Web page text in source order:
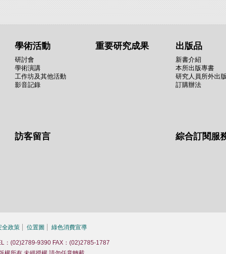
學術活動
研討會
學術演講
工作坊及其他活動
影音記錄
重要研究成果 出版品
新書介紹
本所出版專書
研究人員所外出
訂購辦法
訪客留言 綜合訂閱服
全政策 位置圖 綠色消費宣導
：(02)2789-9390 FAX：(02)2785-1787